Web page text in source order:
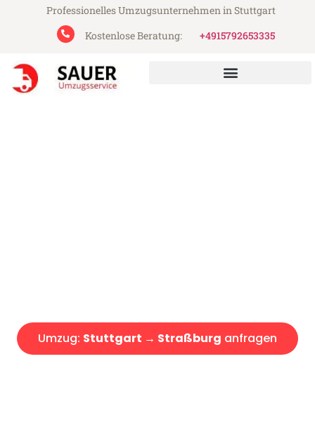
Professionelles Umzugsunternehmen in Stuttgart
Kostenlose Beratung:
+4915792653335
Umzug: Stuttgart → Straßburg anfragen